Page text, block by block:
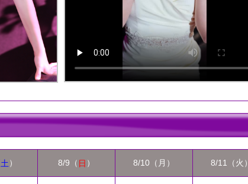
土） 8/9（ 日 ） 8/10（月） 8/11（火）